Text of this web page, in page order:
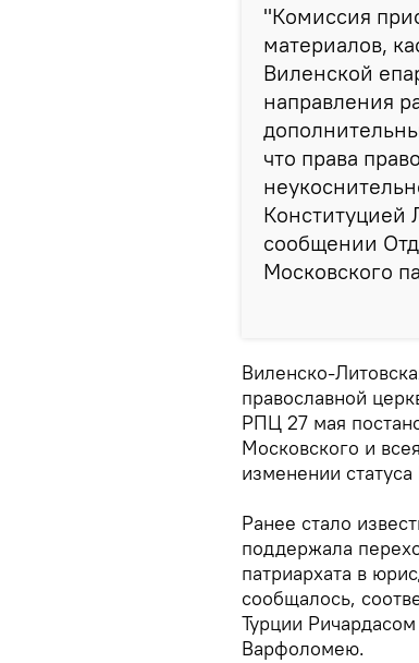
"Комиссия
материалов,
Виленской
направления
что права
Конституцией
сообщении
Московского
Виленско-
православной
РПЦ 27 мая
Московского и
изменении
Ранее стало
поддержала
патриархата в
сообщалось,
Турции
Варфоломею.